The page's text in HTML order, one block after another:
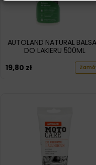
AUTOLAND NATURAL
DO LAKIERU 500ML
19,80 zł